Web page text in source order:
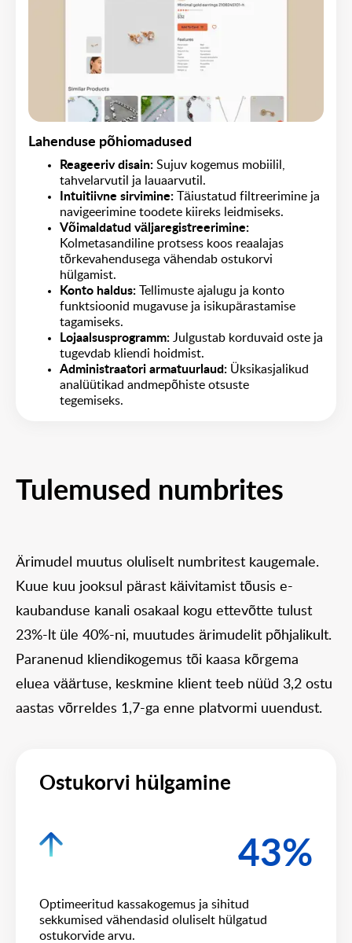
Lahenduse põhiomadused
Reageeriv disain: Sujuv kogemus mobiilil,
tahvelarvutil ja lauaarvutil.
Intuitiivne sirvimine:
Täiustatud filtreerimine ja
navigeerimine toodete kiireks leidmiseks.
Võimaldatud väljaregistreerimine:
Kolmetasandiline protsess koos reaalajas
tõrkevahendusega vähendab ostukorvi
hülgamist.
Konto haldus: Tellimuste ajalugu ja konto
funktsioonid mugavuse ja isikupärastamise
tagamiseks.
Lojaalsusprogramm: Julgustab korduvaid oste ja
tugevdab kliendi hoidmist.
Administraatori armatuurlaud: Üksikasjalikud
analüütikad andmepõhiste otsuste
tegemiseks.
Tulemused numbrites
Ärimudel muutus oluliselt numbritest kaugemale.
Kuue kuu jooksul pärast käivitamist tõusis e-
kaubanduse kanali osakaal kogu ettevõtte tulust
23%-lt üle 40%-ni, muutudes ärimudelit põhjalikult.
Paranenud kliendikogemus tõi kaasa kõrgema
eluea väärtuse, keskmine klient teeb nüüd 3,2 ostu
aastas võrreldes 1,7-ga enne platvormi uuendust.
Ostukorvi hülgamine
43%
Optimeeritud kassakogemus ja sihitud
sekkumised vähendasid oluliselt hülgatud
ostukorvide arvu.